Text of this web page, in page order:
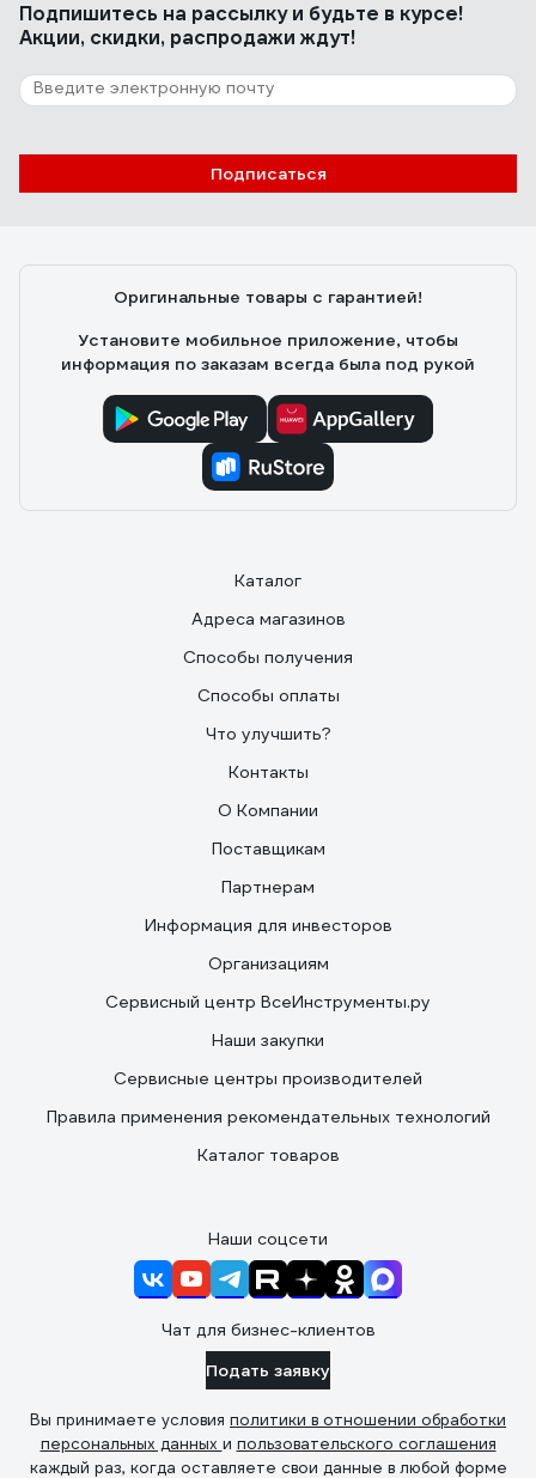
Подпишитесь на рассылкуи будьте в курсе!
Акции, скидки, распродажи ждут!
Подписаться
Оригинальные товары с гарантией!
Установите мобильное приложение, чтобы
информация по заказам всегда была под рукой
Каталог
Адреса магазинов
Способы получения
Способы оплаты
Что улучшить?
Контакты
О Компании
Поставщикам
Партнерам
Информация для инвесторов
Организациям
Сервисный центр ВсеИнструменты.ру
Наши закупки
Сервисные центры производителей
Правила применения рекомендательных технологий
Каталог товаров
Наши соцсети
Чат для бизнес-клиентов
Подать заявку
Вы принимаете условия политики в отношении обработки
персональных данных и пользовательского соглашения
каждый раз, когда оставляете свои данные в любой форме